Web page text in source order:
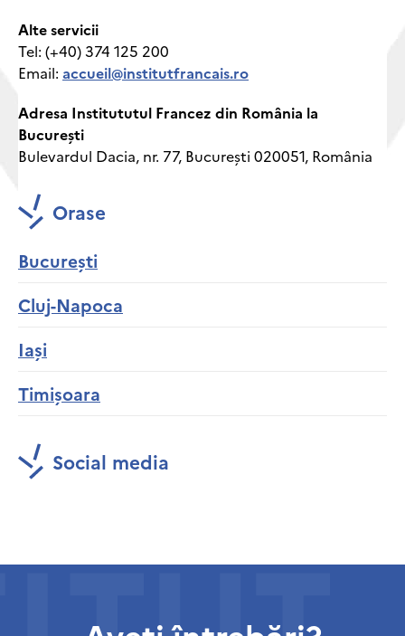
Alte servicii
Tel: (+40) 374 125 200
Email: accueil@institutfrancais.ro
Adresa Institututul Francez din România la
București
Bulevardul Dacia, nr. 77, București 020051, România
Orase
București
Cluj-Napoca
Iași
Timișoara
Social media